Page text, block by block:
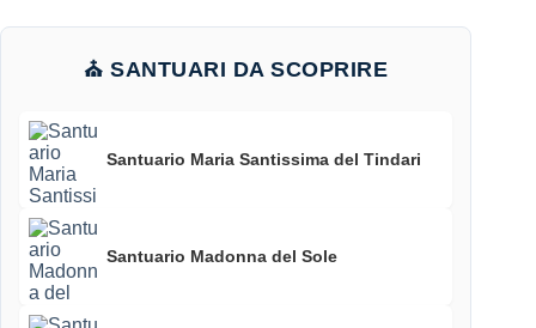
⛪ SANTUARI DA SCOPRIRE
Santuario Maria Santissima del Tindari
Santuario Madonna del Sole